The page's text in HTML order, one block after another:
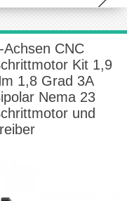
Achsen CNC
Kit 1,9
1,8 Grad 3A
Nema 23
und